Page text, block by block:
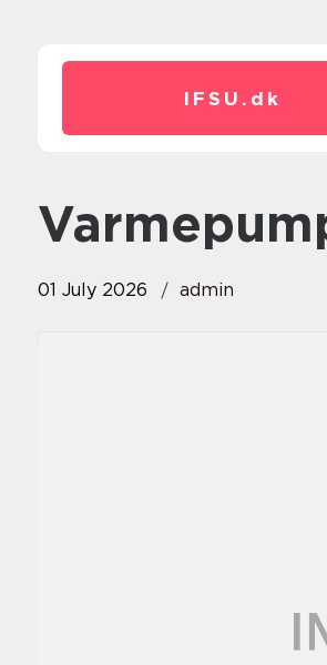
IFSU. dk
01 July 2026 admin